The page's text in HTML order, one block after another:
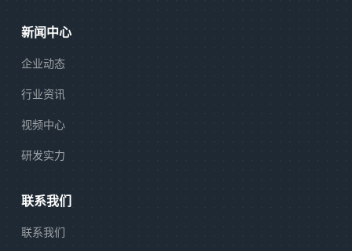
新闻中心
企业动态
行业资讯
视频中心
研发实力
联系我们
联系我们